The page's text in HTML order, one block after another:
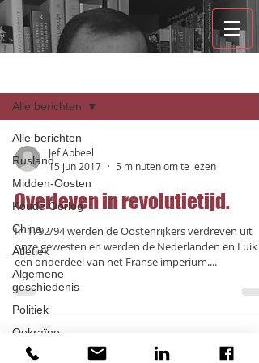
Alle berichten
Rusland
Midden-Oosten
Koude Oorlog
China
Atletiek
Algemene
geschiedenis
Politiek
Oekraïne
Alle berichten
Jef Abbeel
15 jun 2017
5 minuten om te lezen
Overleven in revolutietijd.
In 1792/94 werden de Oostenrijkers verdreven uit
onze gewesten en werden de Nederlanden en Luik
een onderdeel van het Franse imperium....